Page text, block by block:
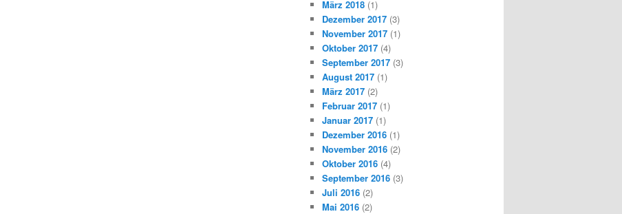
März 2018 (1)
Dezember 2017 (3)
November 2017 (1)
Oktober 2017 (4)
September 2017 (3)
August 2017 (1)
März 2017 (2)
Februar 2017 (1)
Januar 2017 (1)
Dezember 2016 (1)
November 2016 (2)
Oktober 2016 (4)
September 2016 (3)
Juli 2016 (2)
Mai 2016 (2)